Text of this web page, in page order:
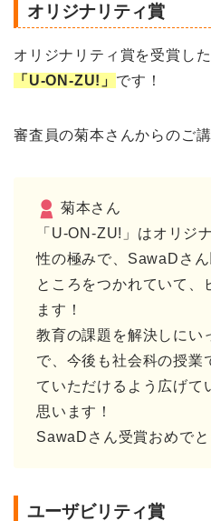
オリジナリティ賞
オリジナリティ賞を受賞した
「U-ON-ZU!」 です！
審査員の菊本さんからのご講
菊本さん
「U-ON-ZU!」はオリジ
性の極みで、SawaDさ
ところをつかれていて、
ます！
教育の課題を解決しにい
で、今後も社会科の授業
ていただけるよう広げて
思います！
SawaDさん受賞おめでと
ユーザビリティ賞